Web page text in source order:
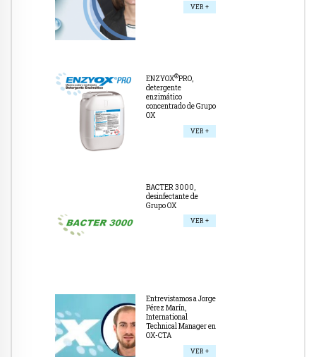
VER +
ENZYOX®PRO,
detergente
enzimático
concentrado de Grupo
OX
VER +
BACTER 3000,
desinfectante de
Grupo OX
VER +
Entrevistamos a Jorge
Pérez Marín,
International
Technical Manager en
OX-CTA
VER +